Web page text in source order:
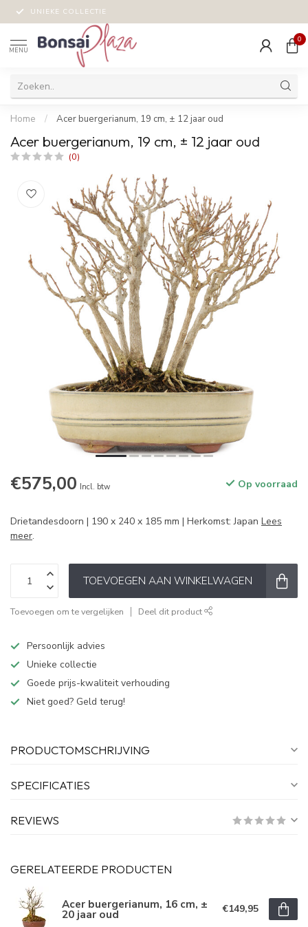
UNIEKE COLLECTIE
MENU
0
Home / Acer buergerianum, 19 cm, ± 12 jaar oud
Acer buergerianum, 19 cm, ± 12 jaar oud
(0)
€575,00 Incl. btw Op voorraad
Drietandesdoorn | 190 x 240 x 185 mm | Herkomst: Japan Lees
meer.
TOEVOEGEN AAN WINKELWAGEN
Toevoegen om te vergelijken Deel dit product
Persoonlijk advies
Unieke collectie
Goede prijs-kwaliteit verhouding
Niet goed? Geld terug!
PRODUCTOMSCHRIJVING
SPECIFICATIES
REVIEWS
GERELATEERDE PRODUCTEN
Acer buergerianum, 16 cm, ±
20 jaar oud €149,95